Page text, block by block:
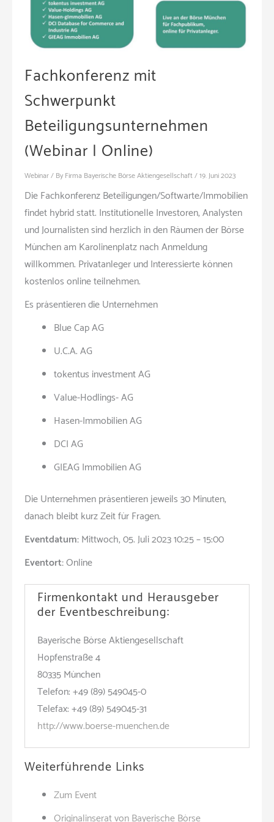
Fachkonferenz mit
Schwerpunkt
Beteiligungsunternehmen
(Webinar | Online)
Webinar/ By Firma Bayerische Börse Aktiengesellschaft/19. Juni 2023
Die Fachkonferenz Beteiligungen/Softwarte/Immobilien
findet hybrid statt. Institutionelle Investoren, Analysten
und Journalisten sind herzlich in den Räumen der Börse
München am Karolinenplatz nach Anmeldung
willkommen. Privatanleger und Interessierte können
kostenlos online teilnehmen.
Es präsentieren die Unternehmen
Blue Cap AG
U.C.A. AG
tokentus investment AG
Value-Hodlings- AG
Hasen-Immobilien AG
DCI AG
GIEAG Immobilien AG
Die Unternehmen präsentieren jeweils 30 Minuten,
danach bleibt kurz Zeit für Fragen.
Eventdatum:Mittwoch, 05. Juli 2023 10:25 – 15:00
Eventort:Online
Firmenkontakt und Herausgeber
der Eventbeschreibung:
Bayerische Börse Aktiengesellschaft
Hopfenstraße 4
80335 München
Telefon: +49 (89) 549045-0
Telefax: +49 (89) 549045-31
http://www.boerse-muenchen.de
Weiterführende Links
Zum Event
Originalinserat von Bayerische Börse